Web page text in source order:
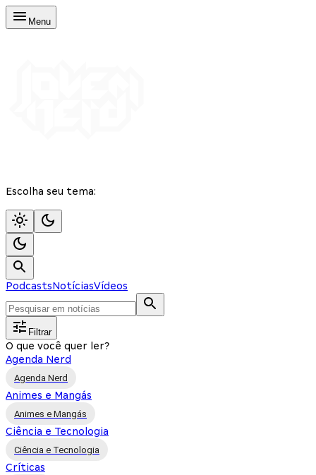
Menu
Escolha seu tema:
PodcastsNotíciasVídeos
Filtrar
O que você quer ler?
Agenda Nerd
Agenda Nerd
Animes e Mangás
Animes e Mangás
Ciência e Tecnologia
Ciência e Tecnologia
Críticas